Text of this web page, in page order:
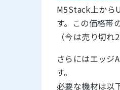
M5Stack上から
す。この価格帯
（今は売り切れ
さらにはエッジ
す。
必要な機材は以